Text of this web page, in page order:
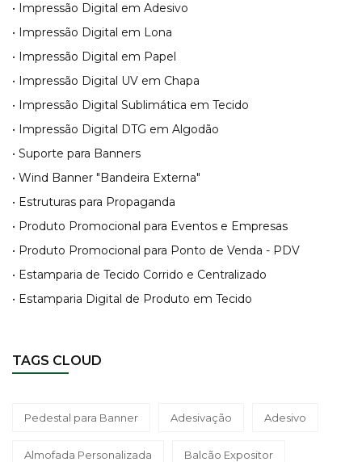
• Impressão Digital em Adesivo
• Impressão Digital em Lona
• Impressão Digital em Papel
• Impressão Digital UV em Chapa
• Impressão Digital Sublimática em Tecido
• Impressão Digital DTG em Algodão
• Suporte para Banners
• Wind Banner "Bandeira Externa"
• Estruturas para Propaganda
• Produto Promocional para Eventos e Empresas
• Produto Promocional para Ponto de Venda - PDV
• Estamparia de Tecido Corrido e Centralizado
• Estamparia Digital de Produto em Tecido
TAGS CLOUD
Pedestal para Banner Adesivação Adesivo
Almofada Personalizada Balcão Expositor